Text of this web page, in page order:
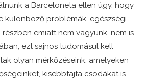
a Barceloneta ellen úgy, hogy
különböző problémák, egészségi
emiatt nem vagyunk, nem is
ezt sajnos tudomásul kell
olyan mérkőzéseink, amelyeken
kisebbfajta csodákat is